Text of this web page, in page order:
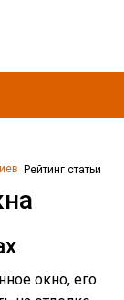
Рейтинг статьи
окно, его